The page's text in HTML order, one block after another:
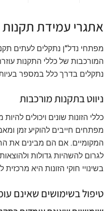
אתגרי עמידת תקנות
מפתחי נדל"ן נתקלים לעתים
המורכבות של כללי התקנות
נתקלים בדרך כלל במספר
ניווט בתקנות מורכבות
כללי הזונות שונים ויכולים
מפתחים חייבים להוקיע זמן
המקומיים. אם הם מבינים את
לגרום להשהיות גדולות
בשינויי חוקי הזונות היא מרכזית
טיפול בשימושים שאינם